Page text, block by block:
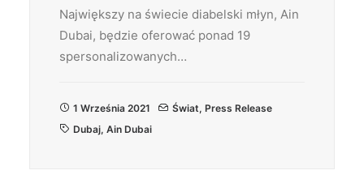
Największy na świecie diabelski młyn, Ain
Dubai, będzie oferować ponad 19
spersonalizowanych…
1 Września 2021 Świat, Press Release
Dubaj, Ain Dubai